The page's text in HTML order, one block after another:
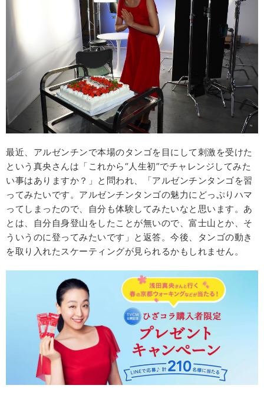
最近、アルゼンチンで本場のタンゴを目にして刺激を受けた
という真央さんは「これから“人生初”でチャレンジしてみた
い事はありますか？」と問われ、「アルゼンチンタンゴを習
ってみたいです。アルゼンチンタンゴの魅力にどっぷりハマ
ってしまったので、自分も体験してみたいなと思います。あ
とは、自分自身登山をしたことが無いので、富士山とか、そ
ういうのに登ってみたいです」と返答。今後、タンゴの動き
を取り入れたスケーティングが見られるかもしれません。